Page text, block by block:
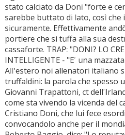
stato calciato da Doni "forte e
sarebbe buttato di lato, così
sicuramente. Effettivamente
portiere che si tuffa alla sua
cassaforte. TRAP: "DONI? LO
INTELLIGENTE - "E' una
All'estero noi allenatori italiano
truffaldini: la parola che spesso
Giovanni Trapattoni, ct
come sta vivendo la vicenda del
Cristiano Doni, che lui fece
convocandolo anche per il